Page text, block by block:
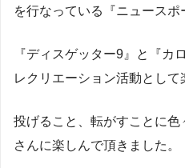
を行なっている『ニュース
『ディスゲッター9』と『カ
レクリエーション活動とし
投げること、転がすことに
さんに楽しんで頂きました。